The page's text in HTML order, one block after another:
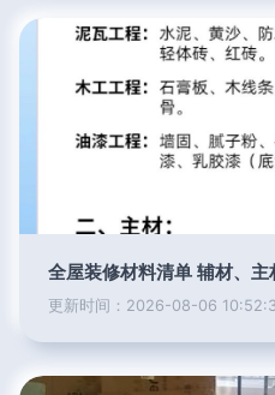
全屋装修材料清单 辅材、
更新时间：2026-08-06